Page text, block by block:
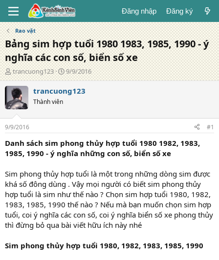
Đăng nhập Đăng ký
Rao vặt
Bảng sim hợp tuổi 1980 1983, 1985, 1990 - ý
nghĩa các con số, biển số xe
T
á
c
g
i
ả
trancuong123
N
g
à
y
g
9/9/2016
trancuong123
Thành viên
9/9/2016 #1
Danh sách sim phong thủy hợp tuổi 1980 1982, 1983,
1985, 1990 - ý nghĩa những con số, biển số xe
Sim phong thủy hợp tuổi là một trong những dòng sim được
khá số đông dùng . Vậy mọi người có biết sim phong thủy
hợp tuổi là sim như thế nào ? Chọn sim hợp tuổi 1980, 1982,
1983, 1985, 1990 thế nào ? Nếu mà bạn muốn chọn sim hợp
tuổi, coi ý nghĩa các con số, coi ý nghĩa biển số xe phong thủy
thì đừng bỏ qua bài viết hữu ích này nhé
Sim phong thủy hợp tuổi 1980, 1982, 1983, 1985, 1990